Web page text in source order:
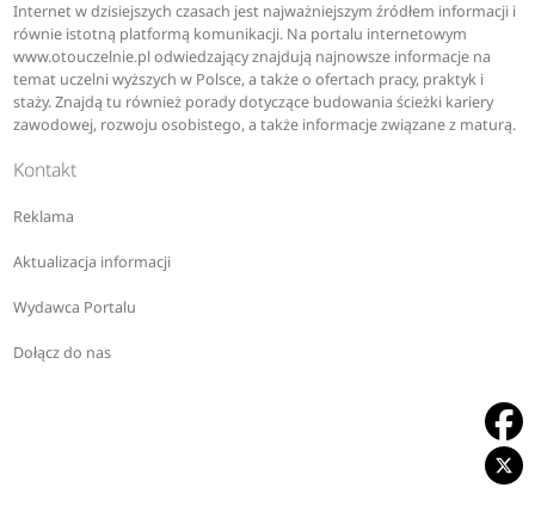
Internet w dzisiejszych czasach jest najważniejszym źródłem informacji i
równie istotną platformą komunikacji. Na portalu internetowym
www.otouczelnie.pl odwiedzający znajdują najnowsze informacje na
temat uczelni wyższych w Polsce, a także o ofertach pracy, praktyk i
staży. Znajdą tu również porady dotyczące budowania ścieżki kariery
zawodowej, rozwoju osobistego, a także informacje związane z maturą.
Kontakt
Reklama
Aktualizacja informacji
Wydawca Portalu
Dołącz do nas